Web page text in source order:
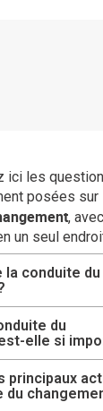
ici les
posées sur
,
un seul
la conduite du
du
elle si
principaux
du